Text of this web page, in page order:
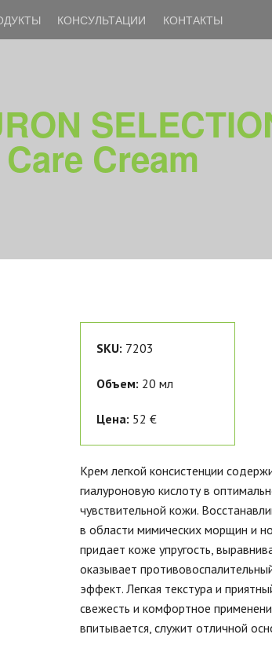
КОНСУЛЬТАЦИИ КОНТАКТЫ
Cream
SKU: 7203
Объем: 20 мл
Цена: 52 €
Крем легкой консистенции
гиалуроновую кислоту в
чувствительной кожи.
в области мимических морщин и
придает коже упругость,
оказывает
эффект. Легкая текстура и
свежесть и комфортное
впитывается, служит отличной